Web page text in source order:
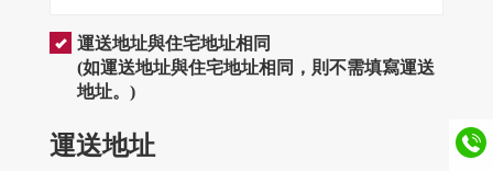
運送地址與住宅地址相同
(如運送地址與住宅地址相同，則不需填寫運送
地址。)
運送地址